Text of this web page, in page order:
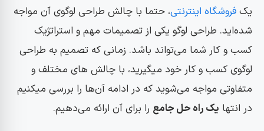
یک فروشگاه اینترنتی، حتما با چالش طراحی لوگوی آن مواجه
شده‌اید. طراحی لوگو یکی از تصمیمات مهم و استراتژیک
کسب و کار شما می‌تواند باشد. زمانی که تصمیم به طراحی
لوگوی کسب و کار خود میگیرید، با چالش های مختلف و
متفاوتی مواجه می‌شوید که در ادامه آن‌ها را بررسی میکنیم
در انتها یک راه حل جامع را برای آن ارائه می‌دهیم.